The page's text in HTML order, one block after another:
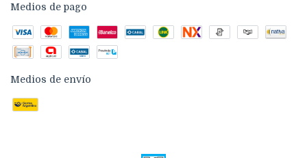
Medios de pago
Medios de envío